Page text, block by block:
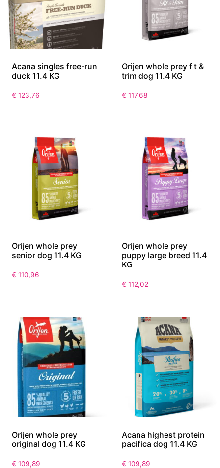
Acana singles free-run
duck 11.4 KG
€ 123,76
Orijen whole prey fit &
trim dog 11.4 KG
€ 117,68
Orijen whole prey
senior dog 11.4 KG
€ 110,96
Orijen whole prey
puppy large breed 11.4
KG
€ 112,02
Orijen whole prey
original dog 11.4 KG
€ 109,89
Acana highest protein
pacifica dog 11.4 KG
€ 109,89